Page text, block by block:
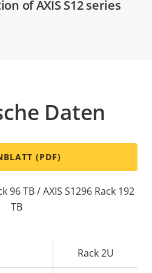
of AXIS S12 series
Daten
(PDF)
96 TB / AXIS S1296 Rack 192
TB
Eigentumswert
Rack 2U